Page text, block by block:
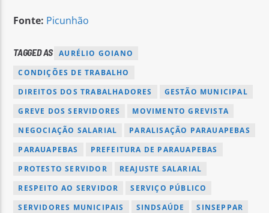
Fonte: Picunhão
TAGGED AS AURÉLIO GOIANO
CONDIÇÕES DE TRABALHO
DIREITOS DOS TRABALHADORES
GESTÃO MUNICIPAL
GREVE DOS SERVIDORES
MOVIMENTO GREVISTA
NEGOCIAÇÃO SALARIAL
PARALISAÇÃO PARAUAPEBAS
PARAUAPEBAS
PREFEITURA DE PARAUAPEBAS
PROTESTO SERVIDOR
REAJUSTE SALARIAL
RESPEITO AO SERVIDOR
SERVIÇO PÚBLICO
SERVIDORES MUNICIPAIS
SINDSAÚDE
SINSEPPAR